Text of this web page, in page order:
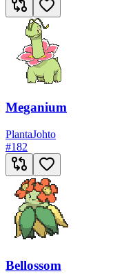
Meganium
PlantaJohto
#182
Bellossom